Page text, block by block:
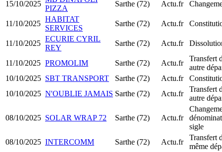
15/10/2025
PIZZA
Sarthe (72) Actu.fr
11/10/2025
HABITAT
SERVICES
Sarthe (72) Actu.fr
11/10/2025
ECURIE CYRIL
REY
Sarthe (72) Actu.fr
11/10/2025 PROMOLIM Sarthe (72) Actu.fr
Transfert
autre
10/10/2025 SBT TRANSPORT Sarthe (72) Actu.fr
10/10/2025 N'OUBLIE JAMAIS Sarthe (72) Actu.fr
Transfert
autre
08/10/2025 SOLAR WRAP 72 Sarthe (72) Actu.fr
sigle
08/10/2025 INTERCOMM Sarthe (72) Actu.fr
Transfert
même